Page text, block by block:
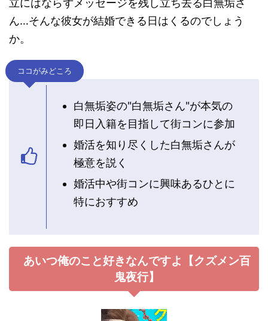
立にはならずメッセージを残し立ち去る白無垢さ
ん…そんな彼女が結婚できる日はくるのでしょう
か。
ココがみどころ
白無垢姿の"白無垢さん"が本気の
即日入籍を目指して街コンに参加
婚活を知り尽くした白無垢さんが
極意を説く
婚活中や街コンに興味あるひとに
特におすすめ
あいつ俺のこと好きなんですよ【クズメン百
鬼夜行】